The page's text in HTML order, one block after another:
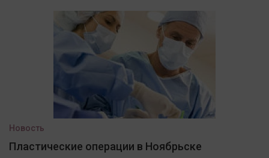
Новость
Пластические операции в Ноябрьске